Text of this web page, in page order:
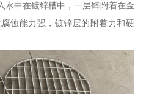
水中在镀锌槽中，一层锌附着在金
蚀能力强，镀锌层的附着力和硬